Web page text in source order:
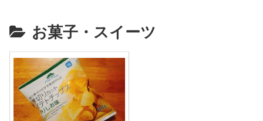
お菓子・スイーツ